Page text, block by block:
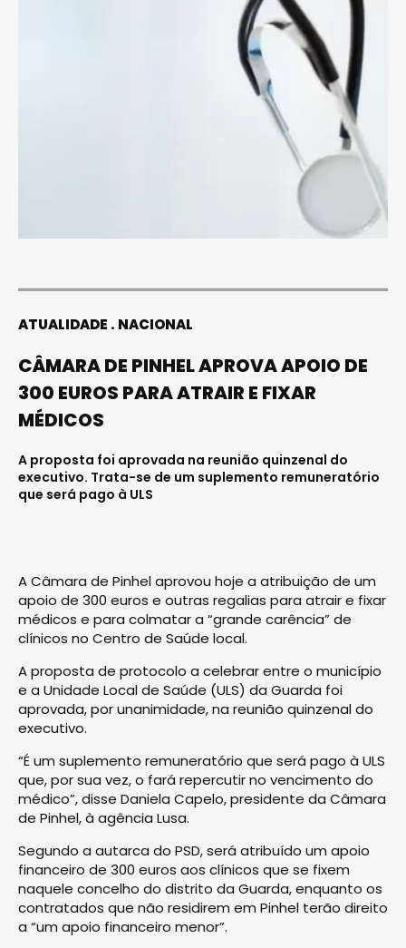
ATUALIDADE NACIONAL
CÂMARA DE PINHEL APROVA APOIO DE
300 EUROS PARA ATRAIR E FIXAR
MÉDICOS
A proposta foi aprovada na reunião quinzenal do
executivo. Trata-se de um suplemento remuneratório
que será pago à ULS
A Câmara de Pinhel aprovou hoje a atribuição de um
apoio de 300 euros e outras regalias para atrair e fixar
médicos e para colmatar a “grande carência” de
clínicos no Centro de Saúde local.
A proposta de protocolo a celebrar entre o município
e a Unidade Local de Saúde (ULS) da Guarda foi
aprovada, por unanimidade, na reunião quinzenal do
executivo.
“É um suplemento remuneratório que será pago à ULS
que, por sua vez, o fará repercutir no vencimento do
médico”, disse Daniela Capelo, presidente da Câmara
de Pinhel, à agência Lusa.
Segundo a autarca do PSD, será atribuído um apoio
financeiro de 300 euros aos clínicos que se fixem
naquele concelho do distrito da Guarda, enquanto os
contratados que não residirem em Pinhel terão direito
a “um apoio financeiro menor”.